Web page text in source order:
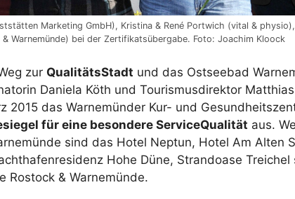
Marketing GmbH), Kristina & René Portwich (vital &
Warnemünde) bei der Zertifikatsübergabe. Foto: Joachim Kloock
zur QualitätsStadt und das Ostseebad
Daniela Köth und Tourismusdirektor
2015 das Warnemünder Kur- und
für eine besondere ServiceQualität aus.
sind das Hotel Neptun, Hotel Am Alten
Hohe Düne, Strandoase Treichel
Rostock & Warnemünde.